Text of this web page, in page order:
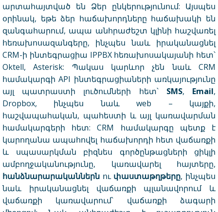
արտահայտված են Ձեր ընկերությունում: Այսպես
օրինակ, եթե ձեր հաճախորդները հաճախակի են
զանգահարում, ապա անհրաժեշտ կլինի հաշվառել
հեռախոսազանգերը, ինչպես նաև իրականացնել
CRM-ի ինտեգրացիա IPPBX հեռախոսակայանի հետ՝
Oktell,Asterisk: Պակաս կարևոր չեն նաև CRM
համակարգի API ինտեգրացիաների առկայությունը
այլ պատրաստի լուծումների հետ՝ SMS, Email,
Dropbox, ինչպես նաև web – կայքի,
հաշվապահական, պահեստի և այլ կառավարման
համակարգերի հետ: CRM համակարգը պետք է
կարողանա ապահովել հաճախորդի հետ վաճառքի
և սպասարկման բիզնես գործընթացների ցիկլի
ամբողջականությունը, կառավարել հայտերը,
հանձնարարականներն ու փաստաթղթերը, ինչպես
նաև իրականացնել վաճառքի պլանավորում և
վաճառքի կառավարում՝ վաճառքի ձագարի